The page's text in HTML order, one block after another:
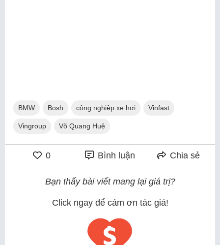
BMW Bosh công nghiệp xe hơi Vinfast
Vingroup Võ Quang Huệ
0 Bình luận Chia sẻ
Bạn thấy bài viết mang lại giá trị?
Click ngay để cảm ơn tác giả!